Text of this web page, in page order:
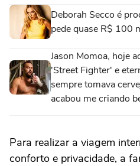
Deborah Secco é
pede quase R$ 100
Jason Momoa, hoje
'Street Fighter' e
sempre tomava
acabou me criando
Para realizar a viagem
conforto e privacidade, a